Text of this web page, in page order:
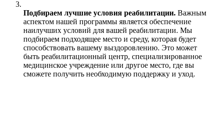
Подбираем лучшие условия реабилитации. Важным
аспектом нашей программы является обеспечение
наилучших условий для вашей реабилитации. Мы
подбираем подходящее место и среду, которая будет
способствовать вашему выздоровлению. Это может
быть реабилитационный центр, специализированное
медицинское учреждение или другое место, где вы
сможете получить необходимую поддержку и уход.